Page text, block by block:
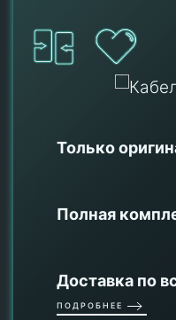
Только
Полная
Доставка по
ПОДРОБНЕЕ